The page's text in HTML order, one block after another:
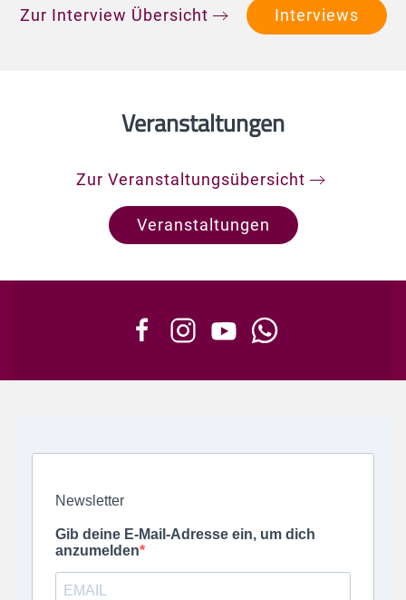
Zur Interview Übersicht Interviews
Veranstaltungen
Zur Veranstaltungsübersicht
Veranstaltungen